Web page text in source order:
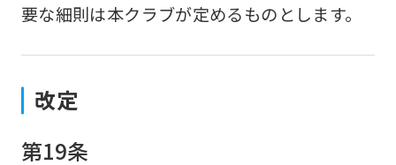
要な細則は本クラブが定めるものとします。
改定
第19条